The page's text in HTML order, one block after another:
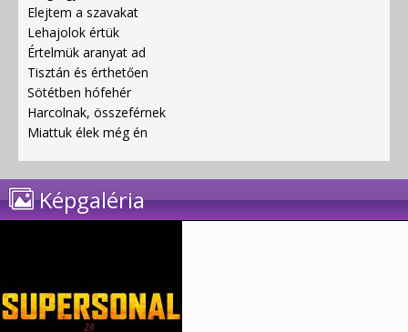
Elejtem a szavakat
Lehajolok értük
Értelmük aranyat ad
Tisztán és érthetően
Sötétben hófehér
Harcolnak, összeférnek
Miattuk élek még én
Képgaléria